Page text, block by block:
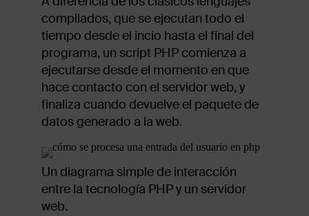
compilados, que se ejecutan todo el
tiempo desde el incio hasta el final del
programa, un script PHP comienza a
ejecutarse desde el momento en que
hace contacto con el servidor web, y
finaliza cuando devuelve el paquete de
datos generado a la web.
Un diagrama simple de interacción
entre la tecnología PHP y un servidor
web.